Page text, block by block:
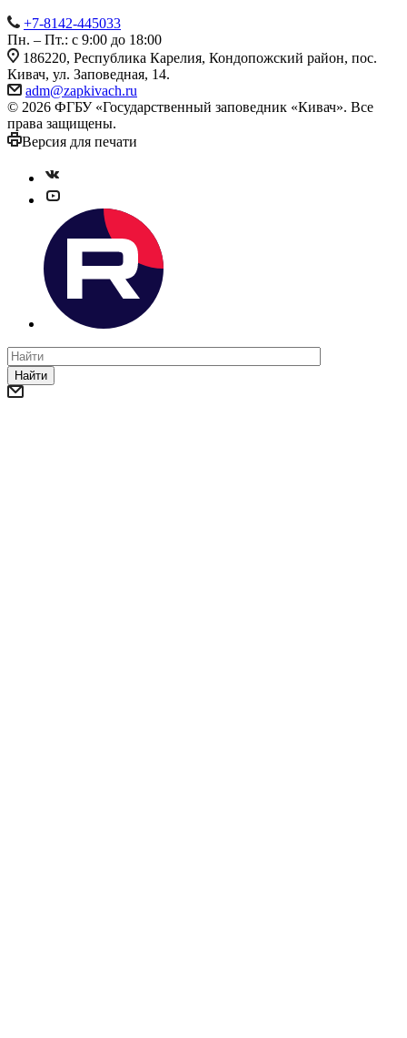
+7-8142-445033
Пн. – Пт.: с 9:00 до 18:00
186220, Республика Карелия, Кондопожский район, пос.
Кивач, ул. Заповедная, 14.
adm@zapkivach.ru
© 2026 ФГБУ «Государственный заповедник «Кивач». Все
права защищены.
Версия для печати
Найти